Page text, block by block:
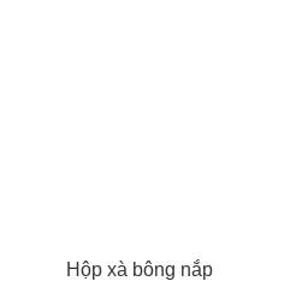
Hộp xà bông nắp